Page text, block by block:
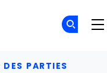
PARTIES